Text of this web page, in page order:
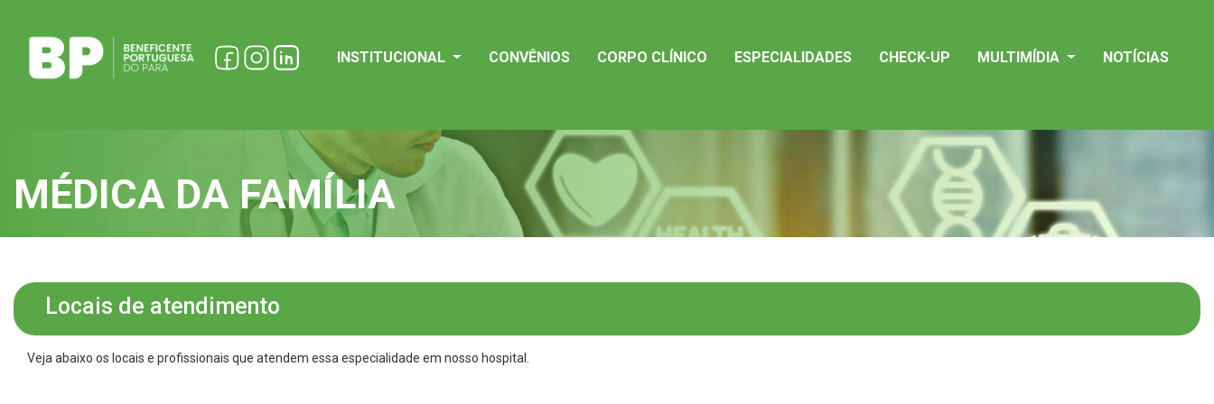
INSTITUCIONAL CONVÊNIOS CORPO CLÍNICO ESPECIALIDADES CHECK-UP MULTIMÍDIA NOTÍCIAS
MÉDICA DA FAMÍLIA
Locais de atendimento
Veja abaixo os locais e profissionais que atendem essa especialidade em nosso hospital.